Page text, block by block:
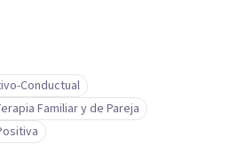
Conductual
Familiar y de Pareja